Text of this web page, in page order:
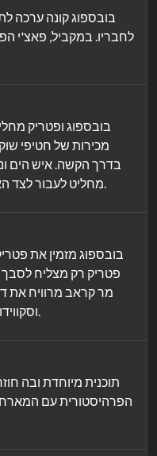
בובספוג קונה ערכה
לחבריו. במקביל, פאצ'י
בובספוג ופטריק
מכירות של חטיפי
בדרך הקשה. איש הים
מחליט לעבור לצד האפל של הרעים. כ' עב'. מדובב. ש.ח.
בובספוג מזמין את
פטריק רק מצליח לסבך
מר קראב מרוויח את
וסקווידוויד לדיג צדפות. כ' עב'. מדובב. ש.ח.
תוכנית מיוחדת ובה
הפרהיסטורית עם המארח